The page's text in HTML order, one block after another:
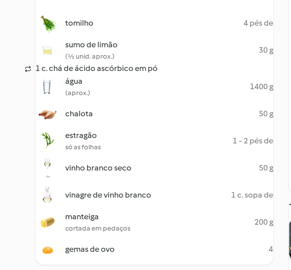
tomilho 4 pés de
sumo de limão
(½ unid. aprox.)
30 g
1 c. chá de ácido ascórbico em pó
água
(aprox.)
1400 g
chalota 50 g
estragão
só as folhas
1 - 2 pés de
vinho branco seco 50 g
vinagre de vinho branco 1 c. sopa de
manteiga
cortada em pedaços
200 g
gemas de ovo 4